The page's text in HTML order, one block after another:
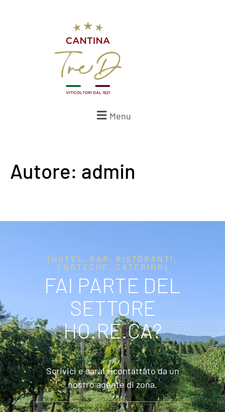
Menu
Autore: admin
(HOTEL, BAR, RISTORANTI,
ENOTECHE, CATERING)
FAI PARTE DEL
SETTORE
HO.RE.CA?
Scrivici e sarai ricontattato da un
nostro agente di zona.